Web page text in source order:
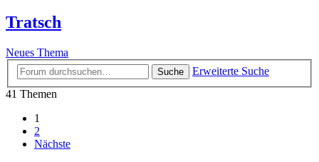
Tratsch
Neues Thema
Suche
Erweiterte Suche
41 Themen
1
2
Nächste